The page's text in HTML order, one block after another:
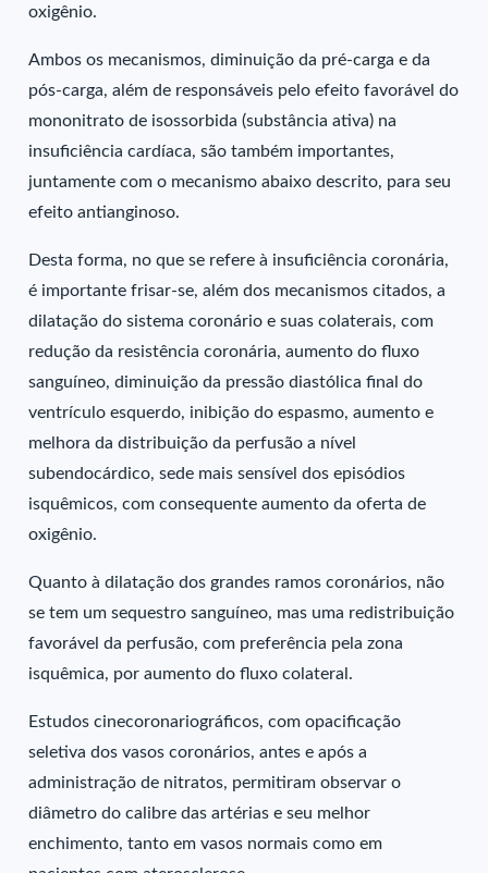
oxigênio.
Ambos os mecanismos, diminuição da pré-carga e da
pós-carga, além de responsáveis pelo efeito favorável do
mononitrato de isossorbida (substância ativa) na
insuficiência cardíaca, são também importantes,
juntamente com o mecanismo abaixo descrito, para seu
efeito antianginoso.
Desta forma, no que se refere à insuficiência coronária,
é importante frisar-se, além dos mecanismos citados, a
dilatação do sistema coronário e suas colaterais, com
redução da resistência coronária, aumento do fluxo
sanguíneo, diminuição da pressão diastólica final do
ventrículo esquerdo, inibição do espasmo, aumento e
melhora da distribuição da perfusão a nível
subendocárdico, sede mais sensível dos episódios
isquêmicos, com consequente aumento da oferta de
oxigênio.
Quanto à dilatação dos grandes ramos coronários, não
se tem um sequestro sanguíneo, mas uma redistribuição
favorável da perfusão, com preferência pela zona
isquêmica, por aumento do fluxo colateral.
Estudos cinecoronariográficos, com opacificação
seletiva dos vasos coronários, antes e após a
administração de nitratos, permitiram observar o
diâmetro do calibre das artérias e seu melhor
enchimento, tanto em vasos normais como em